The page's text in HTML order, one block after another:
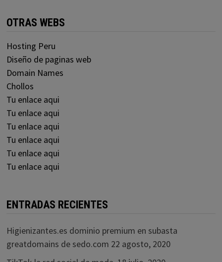
OTRAS WEBS
Hosting Peru
Diseño de paginas web
Domain Names
Chollos
Tu enlace aqui
Tu enlace aqui
Tu enlace aqui
Tu enlace aqui
Tu enlace aqui
Tu enlace aqui
ENTRADAS RECIENTES
Higienizantes.es dominio premium en subasta
greatdomains de sedo.com 22 agosto, 2020